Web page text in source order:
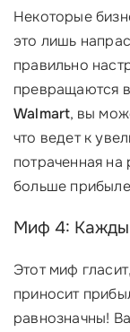
Некоторые
это лишь
правильно
превращаются
Walmart, вы
что ведет к
потраченная
больше
Миф 4:
Этот миф
приносит
равнозначны!